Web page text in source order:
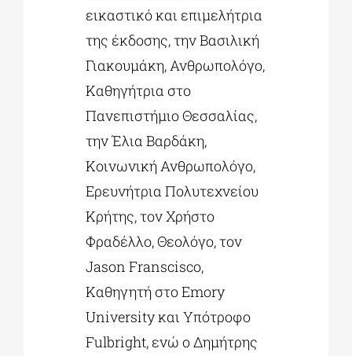
εικαστικό και επιμελήτρια
της έκδοσης, την Βασιλική
Γιακουμάκη, Ανθρωπολόγο,
Καθηγήτρια στο
Πανεπιστήμιο Θεσσαλίας,
την Έλια Βαρδάκη,
Κοινωνική Ανθρωπολόγο,
Ερευνήτρια Πολυτεχνείου
Κρήτης, τον Χρήστο
Φραδέλλο, Θεολόγο, τον
Jason Franscisco,
Καθηγητή στο Emory
University και Υπότροφο
Fulbright, ενώ ο Δημήτρης